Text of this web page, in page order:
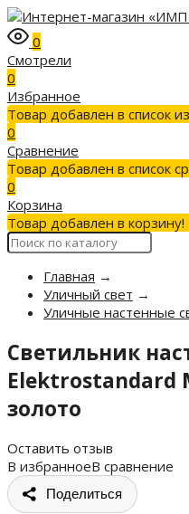
0
Смотрели
0
Избранное
Товар добавлен в список
0
Сравнение
Товар добавлен в список
0
Корзина
Товар добавлен в корзину!
Главная →
Уличный свет →
Уличные настенные
Светильник
Elektrostandard
золото
Оставить отзыв
В избранноеВ сравнение
Поделиться